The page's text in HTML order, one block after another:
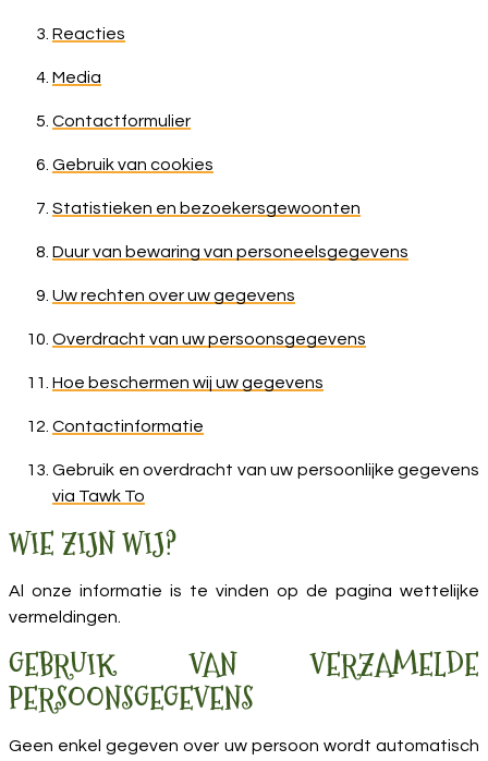
Reacties
Media
Contactformulier
Gebruik van cookies
Statistieken en bezoekersgewoonten
Duur van bewaring van personeelsgegevens
Uw rechten over uw gegevens
Overdracht van uw persoonsgegevens
Hoe beschermen wij uw gegevens
Contactinformatie
Gebruik en overdracht van uw persoonlijke gegevens
via Tawk To
WIE ZIJN WIJ?
Al onze informatie is te vinden op de pagina wettelijke
vermeldingen
GEBRUIK VAN VERZAMELDE
PERSOONSGEGEVENS
Geen enkel gegeven over uw persoon wordt automatisch